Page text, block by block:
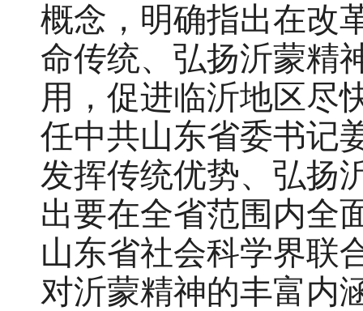
概念，明确指出在改
命传统、弘扬沂蒙精
用，促进临沂地区尽
任中共山东省委书记
发挥传统优势、弘扬
出要在全省范围内全
山东省社会科学界联
对沂蒙精神的丰富内